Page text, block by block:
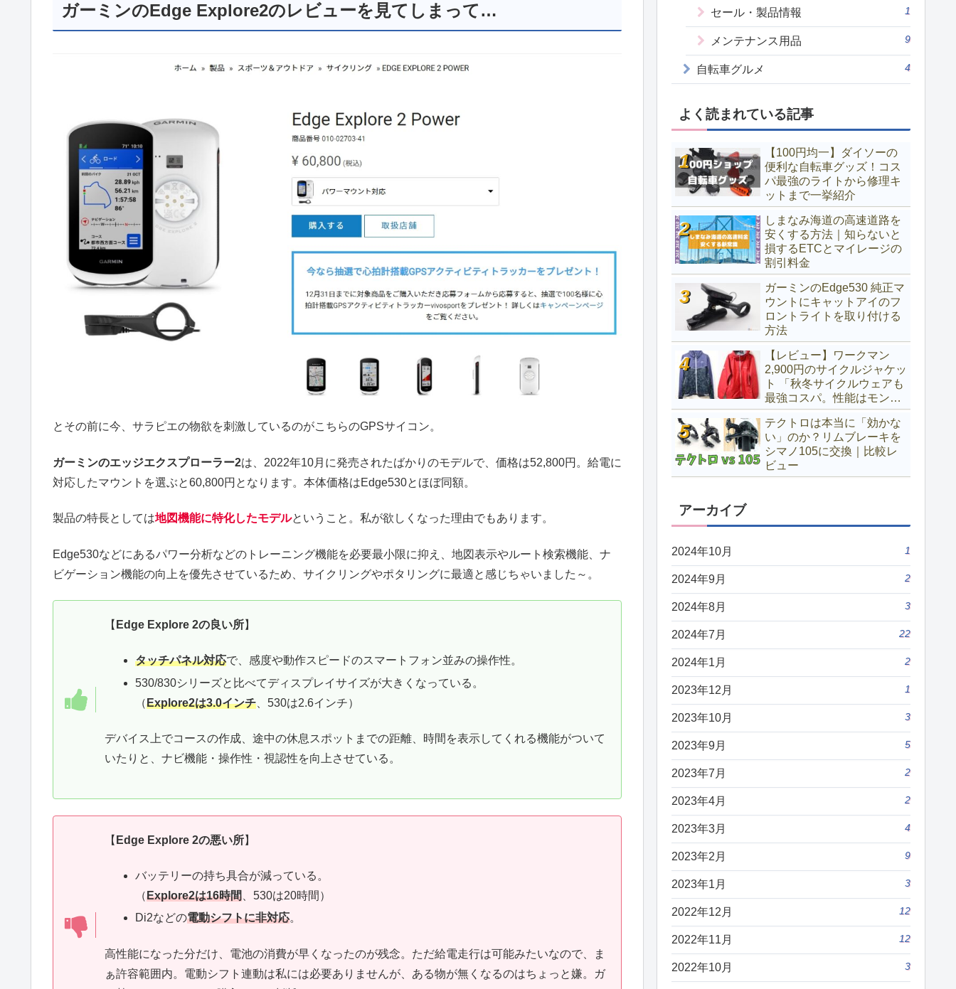
ガーミンのEdge Explore2のレビューを見てしまって…
とその前に今、サラピエの物欲を刺激しているのがこちらのGPSサイコン。
ガーミンのエッジエクスプローラー2は、2022年10月に発売されたばかりのモデルで、価格は52,800円。給電に
対応したマウントを選ぶと60,800円となります。本体価格はEdge530とほぼ同額。
製品の特長としては地図機能に特化したモデルということ。私が欲しくなった理由でもあります。
Edge530などにあるパワー分析などのトレーニング機能を必要最小限に抑え、地図表示やルート検索機能、ナ
ビゲーション機能の向上を優先させているため、サイクリングやポタリングに最適と感じちゃいました～。
【 Edge Explore 2の良い所】
タッチパネル対応で、感度や動作スピードのスマートフォン並みの操作性。
530/830シリーズと比べてディスプレイサイズが大きくなっている。
（Explore2は3.0インチ 、530は2.6インチ）
デバイス上でコースの作成、途中の休息スポットまでの距離、時間を表示してくれる機能がついて
いたりと、ナビ機能・操作性・視認性を向上させている。
【 Edge Explore 2の悪い所】
バッテリーの持ち具合が減っている。
（Explore2は16時間
、530は20時間）
Di2などの電動シフトに非対応。
高性能になった分だけ、電池の消費が早くなったのが残念。ただ給電走行は可能みたいなので、ま
ぁ許容範囲内。電動シフト連動は私には必要ありませんが、ある物が無くなるのはちょっと嫌。ガ
セール・製品情報 1
メンテナンス用品 9
自転車グルメ 4
よく読まれている記事
【100円均一】ダイソーの
便利な自転車グッズ！コス
パ最強のライトから修理キ
ットまで一挙紹介
しまなみ海道の高速道路を
安くする方法｜知らないと
損するETCとマイレージの
割引料金
ガーミンのEdge530 純正マ
ウントにキャットアイのフ
ロントライトを取り付ける
方法
【レビュー】ワークマン
2,900円のサイクルジャケッ
ト 「秋冬サイクルウェアも
最強コスパ。性能はモンベ
ルと同等？」
テクトロは本当に「効かな
い」のか？リムブレーキを
シマノ105に交換｜比較レ
ビュー
アーカイブ
2024年10月 1
2024年9月 2
2024年8月 3
2024年7月 22
2024年1月 2
2023年12月 1
2023年10月 3
2023年9月 5
2023年7月 2
2023年4月 2
2023年3月 4
2023年2月 9
2023年1月 3
2022年12月 12
2022年11月 12
2022年10月 3